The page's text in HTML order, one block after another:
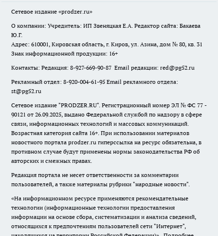
Сетевое издание «prodzer.ru»
О компании: Учредитель: ИП Звеняцкая Е.А. Редактор сайта: Бакаева
Ю.Г.
Адрес: 610001, Кировская область, г. Киров, ул. Азина, дом № 80, кв. 31
Знак информационной продукции: 16+
Контакты: Редакция: 8-927-669-90-87 Email редакции: red@pg52.ru
Рекламный отдел: 8-920-004-61-95 Email рекламного отдела:
st@pg52.ru
Сетевое издание "PRODZER.RU". Регистрационный номер ЭЛ № ФС 77 -
90121 от 26.09.2025, выдано Федеральной службой по надзору в сфере
связи, информационных технологий и массовых коммуникаций.
Возрастная категория сайта 16+. При использовании материалов
новостного портала prodzer.ru гиперссылка на ресурс обязательна, в
противном случае будут применены нормы законодательства РФ об
авторских и смежных правах.
Редакция портала не несет ответственности за комментарии
пользователей, а также материалы рубрики "народные новости".
«На информационном ресурсе применяются рекомендательные
технологии (информационные технологии предоставления
информации на основе сбора, систематизации и анализа сведений,
относящихся к предпочтениям пользователей сети "Интернет",